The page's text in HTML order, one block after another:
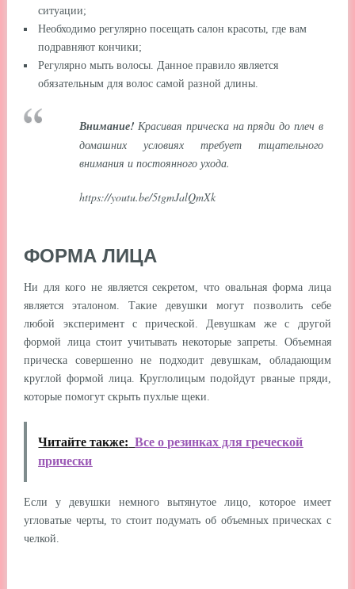
ситуации;
Необходимо регулярно посещать салон красоты, где вам
подравняют кончики;
Регулярно мыть волосы. Данное правило является
обязательным для волос самой разной длины.
Внимание! Красивая прическа на пряди до плеч в
домашних условиях требует тщательного
внимания и постоянного ухода.
https://youtu.be/5tgmJalQmXk
ФОРМА ЛИЦА
Ни для кого не является секретом, что овальная форма лица
является эталоном. Такие девушки могут позволить себе
любой эксперимент с прической. Девушкам же с другой
формой лица стоит учитывать некоторые запреты. Объемная
прическа совершенно не подходит девушкам, обладающим
круглой формой лица. Круглолицым подойдут рваные пряди,
которые помогут скрыть пухлые щеки.
Читайте также: Все о резинках для греческой
прически
Если у девушки немного вытянутое лицо, которое имеет
угловатые черты, то стоит подумать об объемных прическах с
челкой.